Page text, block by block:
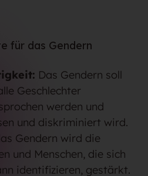
für das Gendern
Das Gendern soll
Geschlechter
werden und
und diskriminiert wird.
Gendern wird die
und Menschen, die sich
identifizieren, gestärkt.